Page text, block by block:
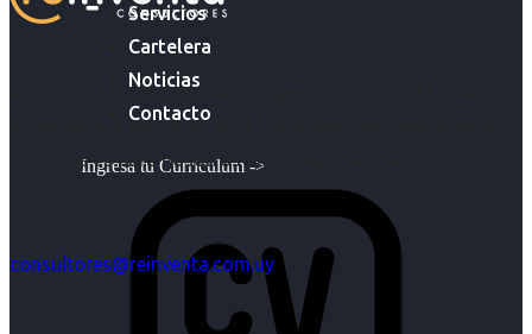
Servicios
Cartelera
Noticias
Contacto
Ingresa tu Curriculum ->
Acompañar a empresas en su gestión de capital humano y
acompañar a personas en la búsqueda y encuentro de sus
objetivos es para nosotros un trabajo, pero antes un placer.
consultores@reinventa.com.uy